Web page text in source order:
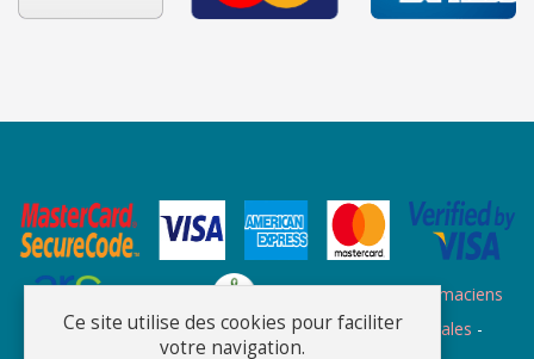
Site de l'ordre des pharmaciens
Plan du site-Qui sommes nous-Informations légales -
Confidentialité-
Ce site utilise des cookies pour faciliter
votre navigation.